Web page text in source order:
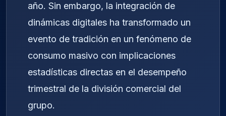
año. Sin embargo, la integración de
dinámicas digitales ha transformado un
evento de tradición en un fenómeno de
consumo masivo con implicaciones
estadísticas directas en el desempeño
trimestral de la división comercial del
grupo.